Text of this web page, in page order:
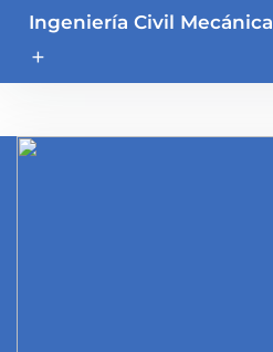
Ingeniería Civil Mecánica
add